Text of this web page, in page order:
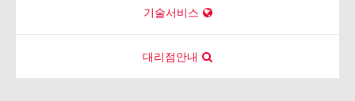
기술서비스
대리점안내